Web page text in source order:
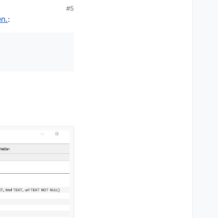
wie das
Erfahrung ab und
#5
: